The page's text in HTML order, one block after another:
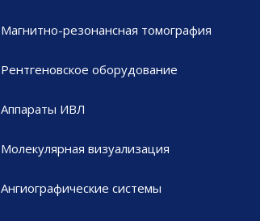
Магнитно-резонансная томография
Рентгеновское оборудование
Аппараты ИВЛ
Молекулярная визуализация
Ангиографические системы